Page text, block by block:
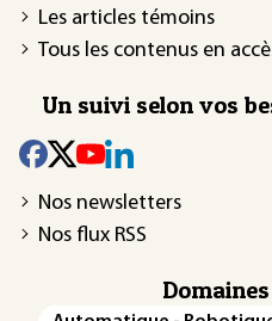
Les articles témoins
Tous les contenus en
Un suivi selon vos
Nos newsletters
Nos flux RSS